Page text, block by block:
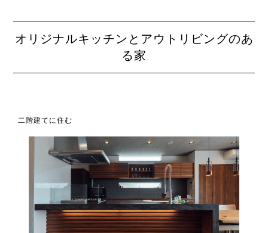
オリジナルキッチンとアウトリビングのあ
る家
二階建てに住む